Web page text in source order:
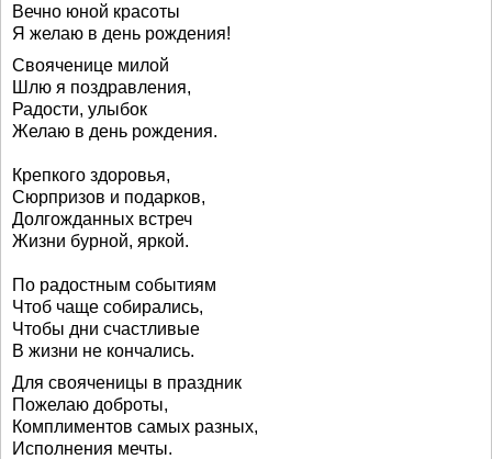
Вечно юной красоты
Я желаю в день рождения!
Свояченице милой
Шлю я поздравления,
Радости, улыбок
Желаю в день рождения.
Крепкого здоровья,
Сюрпризов и подарков,
Долгожданных встреч
Жизни бурной, яркой.
По радостным событиям
Чтоб чаще собирались,
Чтобы дни счастливые
В жизни не кончались.
Для свояченицы в праздник
Пожелаю доброты,
Комплиментов самых разных,
Исполнения мечты.